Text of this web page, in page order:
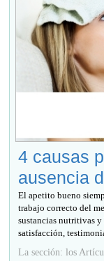
4 causas
ausencia
El apetito bueno
trabajo correcto del
sustancias nutritivas
satisfacción,
La sección: los